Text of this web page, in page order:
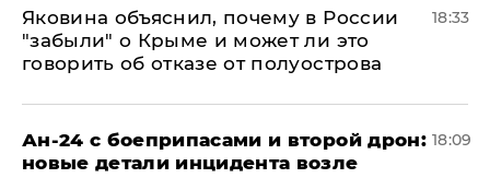
Яковина объяснил, почему в России
"забыли" о Крыме и может ли это
говорить об отказе от полуострова
18:33
Ан-24 с боеприпасами и второй дрон:
новые детали инцидента возле
18:09